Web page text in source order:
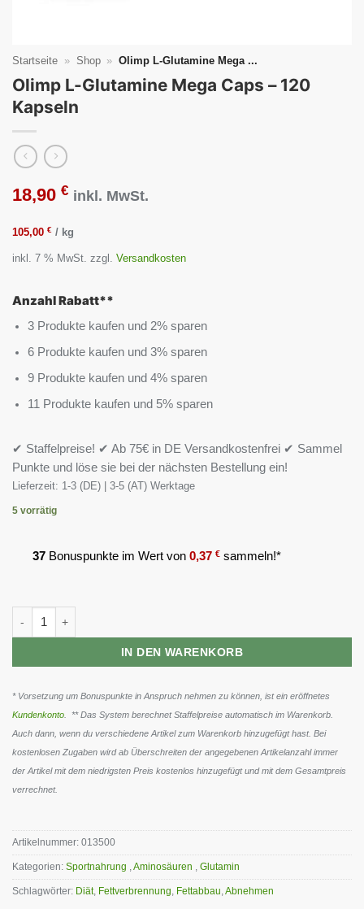
Startseite » Shop » Olimp L-Glutamine Mega ...
Olimp L-Glutamine Mega Caps – 120
Kapseln
18,90 € inkl. MwSt.
105,00 € / kg
inkl. 7 % MwSt. zzgl. Versandkosten
Anzahl Rabatt**
3 Produkte kaufen und 2% sparen
6 Produkte kaufen und 3% sparen
9 Produkte kaufen und 4% sparen
11 Produkte kaufen und 5% sparen
✔ Staffelpreise! ✔ Ab 75€ in DE Versandkostenfrei ✔ Sammel
Punkte und löse sie bei der nächsten Bestellung ein!
Lieferzeit: 1-3 (DE) | 3-5 (AT) Werktage
5 vorrätig
37 Bonuspunkte im Wert von 0,37 € sammeln!*
Olimp L-Glutamine Mega Caps - 120 Kapseln Menge
IN DEN WARENKORB
* Vorsetzung um Bonuspunkte in Anspruch nehmen zu können, ist ein eröffnetes
Kundenkonto . ** Das System berechnet Staffelpreise automatisch im Warenkorb.
Auch dann, wenn du verschiedene Artikel zum Warenkorb hinzugefügt hast. Bei
kostenlosen Zugaben wird ab Überschreiten der angegebenen Artikelanzahl immer
der Artikel mit dem niedrigsten Preis kostenlos hinzugefügt und mit dem Gesamtpreis
verrechnet.
Artikelnummer: 013500
Kategorien: Sportnahrung ,Aminosäuren , Glutamin
Schlagwörter: Diät, Fettverbrennung, Fettabbau,Abnehmen